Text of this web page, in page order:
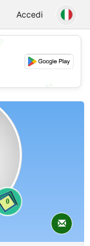
Accedi
0